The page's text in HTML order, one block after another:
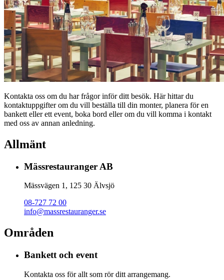
Kontakta oss om du har frågor inför ditt besök. Här hittar du
kontaktuppgifter om du vill beställa till din monter, planera för en
bankett eller ett event, boka bord eller om du vill komma i kontakt
med oss av annan anledning.
Allmänt
Mässrestauranger AB
Mässvägen 1, 125 30 Älvsjö
08-727 72 00
info@massrestauranger.se
Områden
Bankett och event
Kontakta oss för allt som rör ditt arrangemang.